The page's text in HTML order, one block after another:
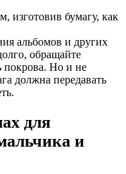
изготовив бумагу, как
альбомов и других
обращайте
покрова. Но и не
должна передавать
для
и